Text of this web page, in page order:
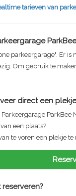
tarieven van
parkeergarage". Er is
Om gebruik te
direct een
Parkeergarage ParkBee
een plaats?
te voren een plekje